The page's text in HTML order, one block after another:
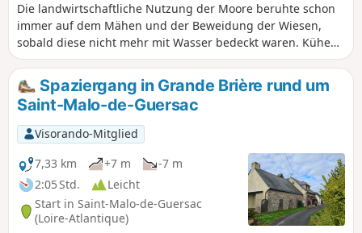
Die landwirtschaftliche Nutzung der Moore beruhte schon
immer auf dem Mähen und der Beweidung der Wiesen,
sobald diese nicht mehr mit Wasser bedeckt waren. Kühe
bevorzugen festen Boden gegenüber dem Wasser, und die
Sicherung von Rückzugsgebieten für den Winter ist die
Garantie für die Fortführung dieser Nutzung. Diese Tour
lädt Sie ein, die Weideflächen der Chapelle des Marais zu
entdecken.
Spaziergang in Grande Brière rund um
Saint-Malo-de-Guersac
Visorando-Mitglied
7,33 km
+7 m
-7 m
2:05 Std.
Leicht
Start in Saint-Malo-de-Guersac
(Loire-Atlantique)